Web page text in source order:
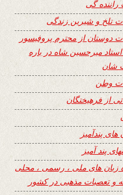
گی
تلخ و شیرین زندگی
دوستان از محترم پروفیسور
استاد میرحسین شاه در باره
شان
وطن
از فرهیختگان
های پندآمیز
پند آمیز
زبان های ملی ، رسمی ، محلی
و تعصبات مذهبی در کشور